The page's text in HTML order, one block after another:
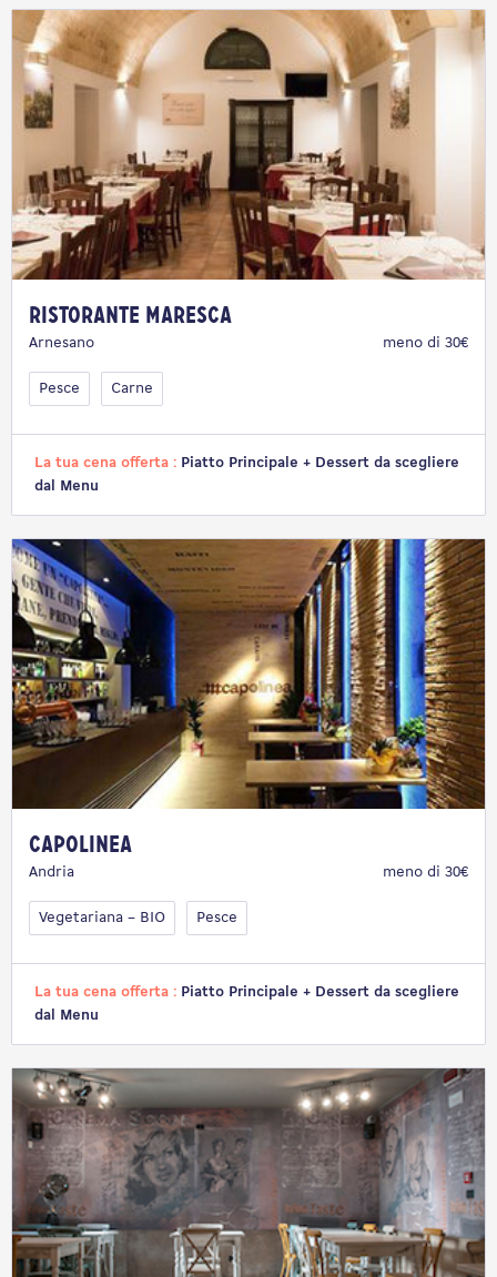
Ristorante Maresca
Arnesano meno di 30€
Pesce Carne
La tua cena offerta : Piatto Principale + Dessert da scegliere
dal Menu
Capolinea
Andria meno di 30€
Vegetariana – BIO Pesce
La tua cena offerta : Piatto Principale + Dessert da scegliere
dal Menu